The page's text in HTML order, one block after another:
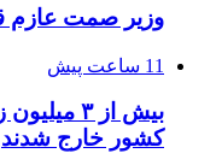
وزیر صمت عازم
11 ساعت پیش
بیش از ۳
کشور خارج شدند